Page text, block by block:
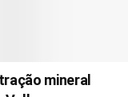
mineral